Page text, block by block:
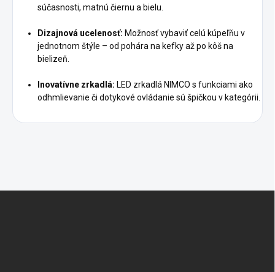
súčasnosti, matnú čiernu a bielu.
Dizajnová ucelenosť: Možnosť vybaviť celú kúpeľňu v
jednotnom štýle – od pohára na kefky až po kôš na
bielizeň.
Inovatívne zrkadlá: LED zrkadlá NIMCO s funkciami ako
odhmlievanie či dotykové ovládanie sú špičkou v kategórii.